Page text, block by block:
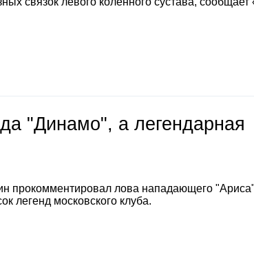
"Динамо", а легендарная
прокомментировал лова нападающего "Ариса"
легенд московского клуба.